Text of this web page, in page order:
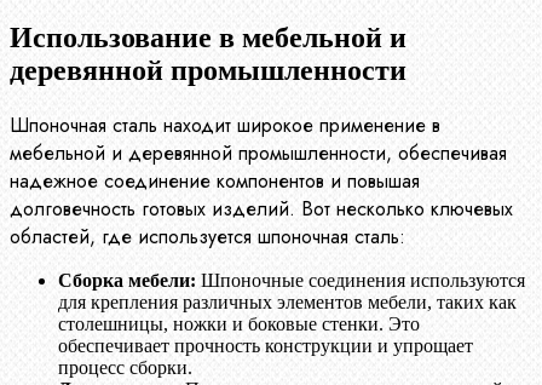
Использование в мебельной и
деревянной промышленности
Шпоночная сталь находит широкое применение в
мебельной и деревянной промышленности, обеспечивая
надежное соединение компонентов и повышая
долговечность готовых изделий. Вот несколько ключевых
областей, где используется шпоночная сталь:
Сборка мебели: Шпоночные соединения используются
для крепления различных элементов мебели, таких как
столешницы, ножки и боковые стенки. Это
обеспечивает прочность конструкции и упрощает
процесс сборки.